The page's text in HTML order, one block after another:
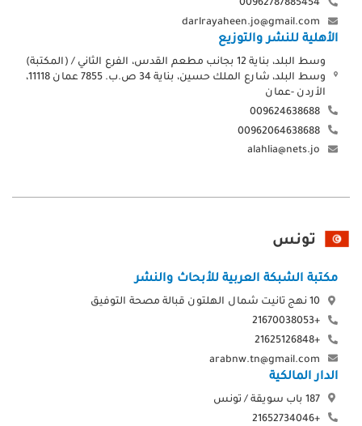
darlrayaheen.jo@gmail.com
الأهلية للنشر والتوزيع
وسط البلد، بناية 12 بجانب مطعم القدس، الفرع الثاني / (المكتبة)
وسط البلد، شارع الملك حسين، بناية 34 ص.ب. 7855 عمان 11118،
الأردن -عمان
009624638688
00962064638688
alahlia@nets.jo
تونس
مكتبة الشبكة العربية للأبحاث والنشر
10 نهج تانيت شمال الهلتون قبالة مصحة التوفيق
+21670038053
+21625126848
arabnw.tn@gmail.com
الدار المالكية
187 باب سويقة / تونس
+21652734046